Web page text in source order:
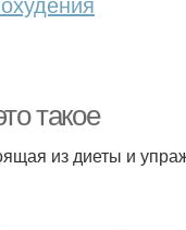
такое
из диеты и